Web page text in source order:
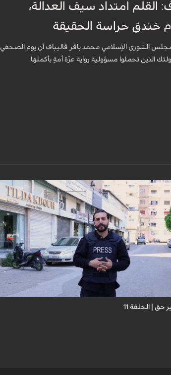
القلم امتداد سيف العدالة،
خندق حراسة الحقيقة
الشورى الإسلامي محمد باقر قاليباف أن يوم الصحفي
الذين تحملوا مسؤولية رواية عزّة أمةٍ بأكملها.
حق | الحلقة 11